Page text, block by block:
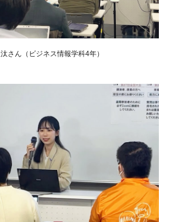
さん（ビジネス情報学科4年）